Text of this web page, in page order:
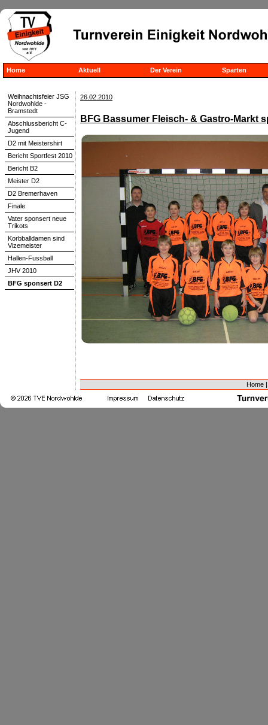
Home Aktuell Der Verein Sparten
26.02.2010
BFG Bassumer Fleisch- & Gastro-Markt
Home |
Weihnachtsfeier JSG
Nordwohlde -
Bramstedt
Abschlussbericht C-
Jugend
D2 mit Meistershirt
Bericht Sportfest 2010
Bericht B2
Meister D2
D2 Bremerhaven
Finale
Vater sponsert neue
Trikots
Korbballdamen sind
Vizemeister
Hallen-Fussball
JHV 2010
BFG sponsert D2